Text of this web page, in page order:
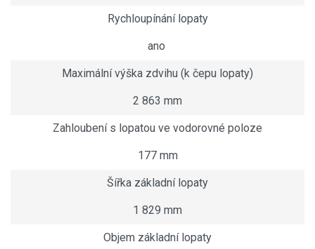
Rychloupínání lopaty
ano
Maximální výška zdvihu (k čepu lopaty)
2 863 mm
Zahloubení s lopatou ve vodorovné poloze
177 mm
Šířka základní lopaty
1 829 mm
Objem základní lopaty